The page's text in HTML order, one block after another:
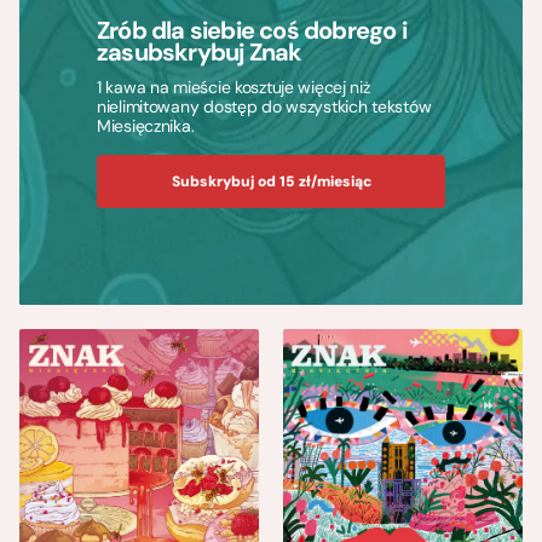
Zrób dla siebie coś dobrego i
zasubskrybuj Znak
1 kawa na mieście kosztuje więcej niż
nielimitowany dostęp do wszystkich tekstów
Miesięcznika.
Subskrybuj od 15 zł/miesiąc